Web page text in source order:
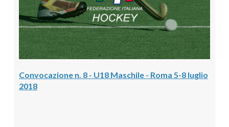
Convocazione n. 8 - U18 Maschile - Roma 5-8 luglio
2018